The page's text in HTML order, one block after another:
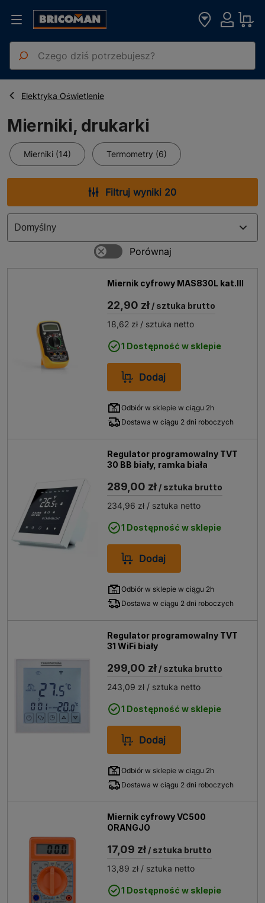
Strona główna
Elektryka Oświetlenie
Mierniki, drukarki
Mierniki, drukarki
Mierniki (14) Termometry (6)
Filtruj wyniki 20
Miernik cyfrowy MAS830L kat.III
22,90 zł / sztuka brutto
18,62 zł / sztuka netto
1 Dostępność w sklepie
Dodaj
Odbiór w sklepie w ciągu 2h
Dostawa w ciągu 2 dni roboczych
Regulator programowalny TVT
30 BB biały, ramka biała
289,00 zł / sztuka brutto
234,96 zł / sztuka netto
1 Dostępność w sklepie
Dodaj
Odbiór w sklepie w ciągu 2h
Dostawa w ciągu 2 dni roboczych
Regulator programowalny TVT
31 WiFi biały
299,00 zł / sztuka brutto
243,09 zł / sztuka netto
1 Dostępność w sklepie
Dodaj
Odbiór w sklepie w ciągu 2h
Dostawa w ciągu 2 dni roboczych
Miernik cyfrowy VC500
ORANGJO
17,09 zł / sztuka brutto
13,89 zł / sztuka netto
1 Dostępność w sklepie